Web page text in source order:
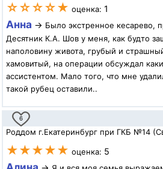
☆☆☆☆★ оценка: 1
Анна → Было экстренное кесарево,
Десятник К.А. Шов у меня, как будто
наполовину живота, грубый и
хамовитый, на операции обсуждал
ассистентом. Мало того, что мне
такой рубец оставили..
6
Роддом г.Екатеринбург при ГКБ №14
★★★★★ оценка: 5